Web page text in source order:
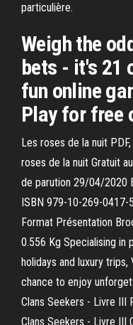
particulière.
Weigh the
bets - it's 21
fun online
Play for free
Les roses de la nuit
roses de la nuit Gratuit
de parution 29/04/2020
ISBN 979-10-269-0417-
Format Présentation
0.556 Kg Specialising in
holidays and luxury
chance to enjoy
Clans Seekers - Livre III
Clans Seekers - Livre III